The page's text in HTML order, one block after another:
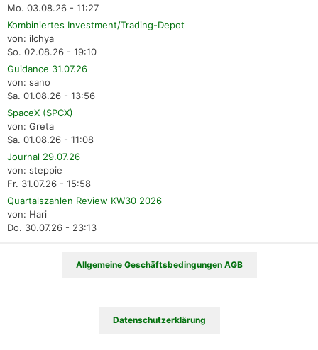
Mo. 03.08.26 - 11:27
Kombiniertes Investment/Trading-Depot
von: ilchya
So. 02.08.26 - 19:10
Guidance 31.07.26
von: sano
Sa. 01.08.26 - 13:56
SpaceX (SPCX)
von: Greta
Sa. 01.08.26 - 11:08
Journal 29.07.26
von: steppie
Fr. 31.07.26 - 15:58
Quartalszahlen Review KW30 2026
von: Hari
Do. 30.07.26 - 23:13
Allgemeine Geschäftsbedingungen AGB
Datenschutzerklärung